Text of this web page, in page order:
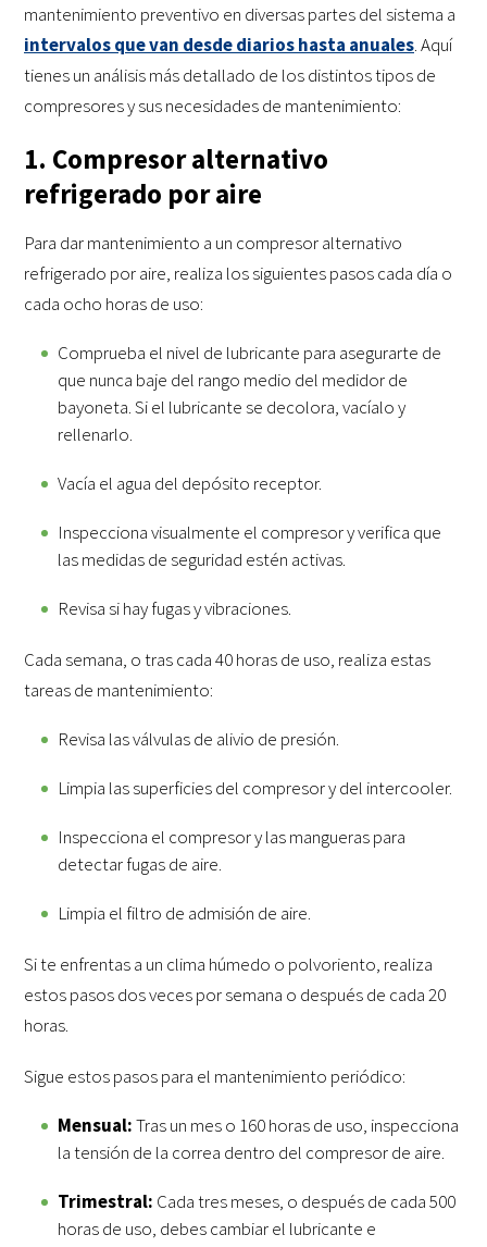
mantenimiento preventivo en diversas partes del sistema a
intervalos que van desde diarios hasta anuales. Aquí
tienes un análisis más detallado de los distintos tipos de
compresores y sus necesidades de mantenimiento:
1. Compresor alternativo
refrigerado por aire
Para dar mantenimiento a un compresor alternativo
refrigerado por aire, realiza los siguientes pasos cada día o
cada ocho horas de uso:
Comprueba el nivel de lubricante para asegurarte de
que nunca baje del rango medio del medidor de
bayoneta. Si el lubricante se decolora, vacíalo y
rellenarlo.
Vacía el agua del depósito receptor.
Inspecciona visualmente el compresor y verifica que
las medidas de seguridad estén activas.
Revisa si hay fugas y vibraciones.
Cada semana, o tras cada 40 horas de uso, realiza estas
tareas de mantenimiento:
Revisa las válvulas de alivio de presión.
Limpia las superficies del compresor y del intercooler.
Inspecciona el compresor y las mangueras para
detectar fugas de aire.
Limpia el filtro de admisión de aire.
Si te enfrentas a un clima húmedo o polvoriento, realiza
estos pasos dos veces por semana o después de cada 20
horas.
Sigue estos pasos para el mantenimiento periódico:
Mensual:Tras un mes o 160 horas de uso, inspecciona
la tensión de la correa dentro del compresor de aire.
Trimestral: Cada tres meses, o después de cada 500
horas de uso, debes cambiar el lubricante e